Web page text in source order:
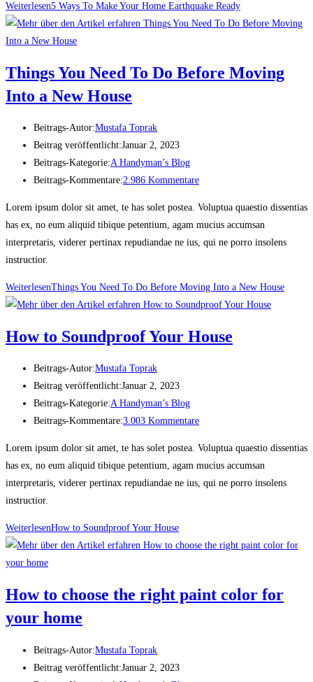
Weiterlesen5 Ways To Make Your Home Earthquake Ready
Things You Need To Do Before Moving
Into a New House
Beitrags-Autor:Mustafa Toprak
Beitrag veröffentlicht:Januar 2, 2023
Beitrags-Kategorie:A Handyman’s Blog
Beitrags-Kommentare:2.986 Kommentare
Lorem ipsum dolor sit amet, te has solet postea. Voluptua quaestio dissentias
has ex, no eum aliquid tibique petentium, agam mucius accumsan
interpretaris, viderer pertinax repudiandae ne ius, qui ne porro insolens
instructior.
WeiterlesenThings You Need To Do Before Moving Into a New House
How to Soundproof Your House
Beitrags-Autor:Mustafa Toprak
Beitrag veröffentlicht:Januar 2, 2023
Beitrags-Kategorie:A Handyman’s Blog
Beitrags-Kommentare:3.003 Kommentare
Lorem ipsum dolor sit amet, te has solet postea. Voluptua quaestio dissentias
has ex, no eum aliquid tibique petentium, agam mucius accumsan
interpretaris, viderer pertinax repudiandae ne ius, qui ne porro insolens
instructior.
WeiterlesenHow to Soundproof Your House
How to choose the right paint color for
your home
Beitrags-Autor:Mustafa Toprak
Beitrag veröffentlicht:Januar 2, 2023